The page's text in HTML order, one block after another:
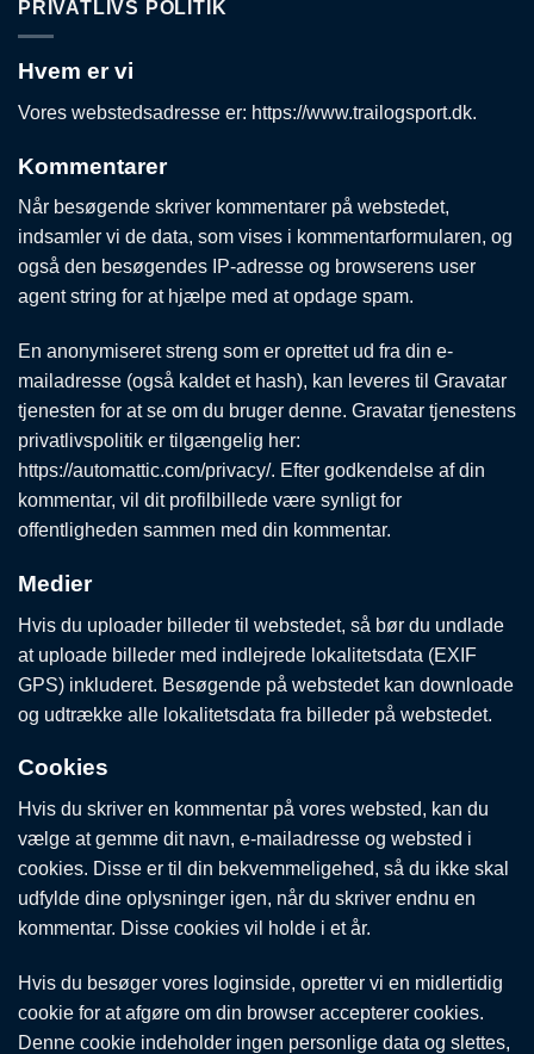
PRIVATLIVS POLITIK
Hvem er vi
Vores webstedsadresse er: https://www.trailogsport.dk.
Kommentarer
Når besøgende skriver kommentarer på webstedet,
indsamler vi de data, som vises i kommentarformularen, og
også den besøgendes IP-adresse og browserens user
agent string for at hjælpe med at opdage spam.
En anonymiseret streng som er oprettet ud fra din e-
mailadresse (også kaldet et hash), kan leveres til Gravatar
tjenesten for at se om du bruger denne. Gravatar tjenestens
privatlivspolitik er tilgængelig her:
https://automattic.com/privacy/. Efter godkendelse af din
kommentar, vil dit profilbillede være synligt for
offentligheden sammen med din kommentar.
Medier
Hvis du uploader billeder til webstedet, så bør du undlade
at uploade billeder med indlejrede lokalitetsdata (EXIF
GPS) inkluderet. Besøgende på webstedet kan downloade
og udtrække alle lokalitetsdata fra billeder på webstedet.
Cookies
Hvis du skriver en kommentar på vores websted, kan du
vælge at gemme dit navn, e-mailadresse og websted i
cookies. Disse er til din bekvemmeligehed, så du ikke skal
udfylde dine oplysninger igen, når du skriver endnu en
kommentar. Disse cookies vil holde i et år.
Hvis du besøger vores loginside, opretter vi en midlertidig
cookie for at afgøre om din browser accepterer cookies.
Denne cookie indeholder ingen personlige data og slettes,